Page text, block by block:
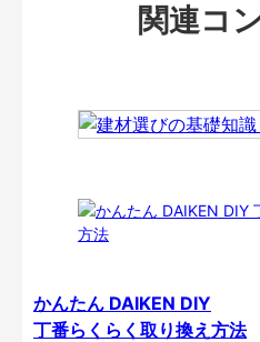
関連コ
かんたん DAIKEN DIY
丁番らくらく取り換え方法